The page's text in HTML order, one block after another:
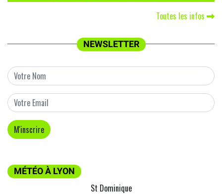
Toutes les infos
NEWSLETTER
MÉTÉO À LYON
St Dominique